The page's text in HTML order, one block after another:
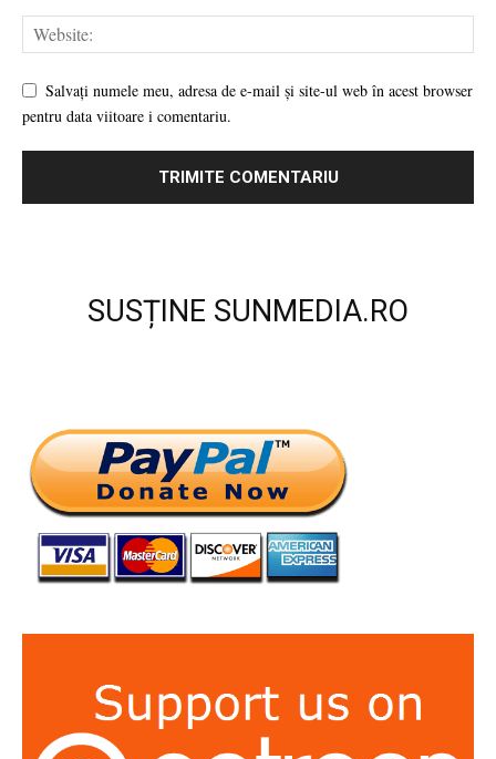
Salvați numele meu, adresa de e-mail și site-ul web în acest browser
pentru data viitoare i comentariu.
SUSȚINE SUNMEDIA.RO